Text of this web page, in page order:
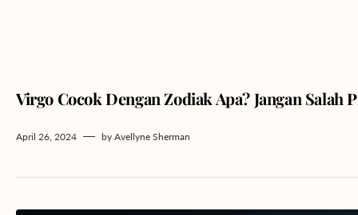
Virgo Cocok Dengan Zodiak Apa? Jangan Salah
April 26, 2024 by Avellyne Sherman